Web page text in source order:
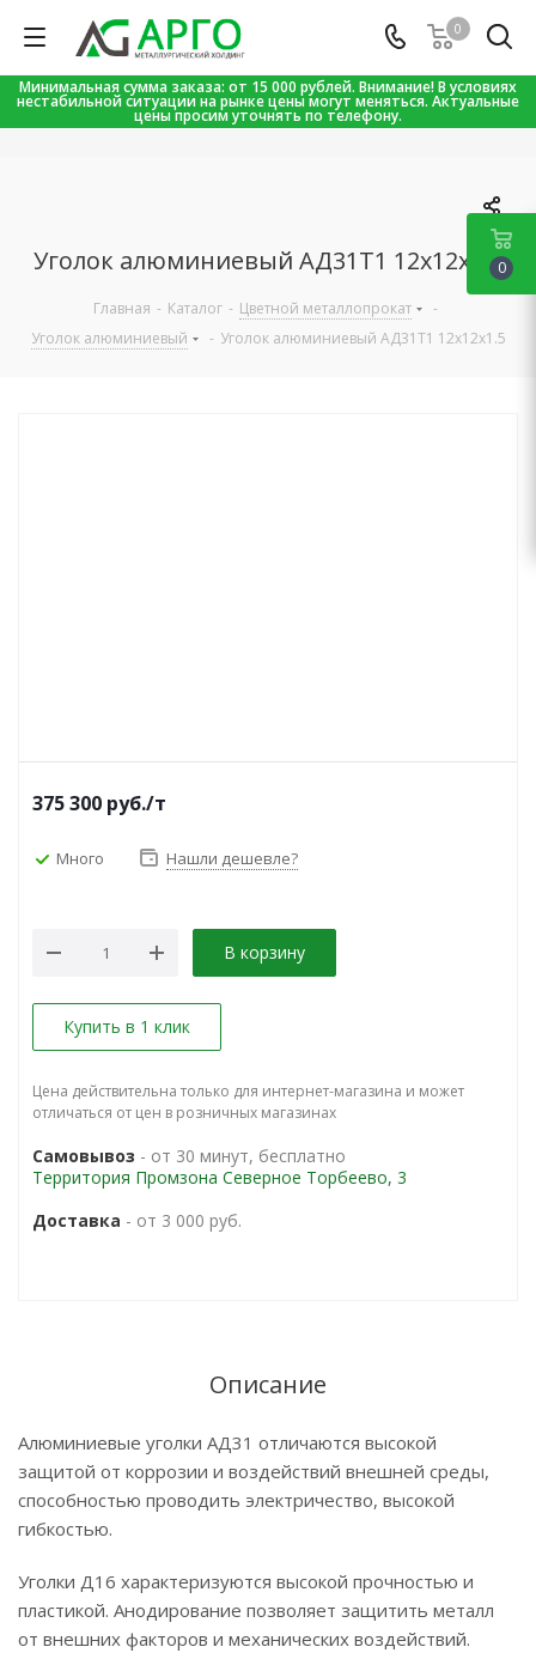
Минимальная сумма заказа: от 15 000 рублей. Внимание! В условиях
нестабильной ситуации на рынке цены могут меняться. Актуальные
цены просим уточнять по телефону.
0
Уголок алюминиевый АД31Т1 12х12х1.5
Главная - Каталог - Цветной металлопрокат
-
Уголок алюминиевый
- Уголок алюминиевый АД31Т1 12х12х1.5
375 300 руб./т
Много Нашли дешевле?
В корзину
Купить в 1 клик
Цена действительна только для интернет-магазина и может
отличаться от цен в розничных магазинах
Самовывоз - от 30 минут, бесплатно
Территория Промзона Северное Торбеево, 3
Доставка - от 3 000 руб.
Описание
Алюминиевые уголки АД31 отличаются высокой
защитой от коррозии и воздействий внешней среды,
способностью проводить электричество, высокой
гибкостью.
Уголки Д16 характеризуются высокой прочностью и
пластикой. Анодирование позволяет защитить металл
от внешних факторов и механических воздействий.
0